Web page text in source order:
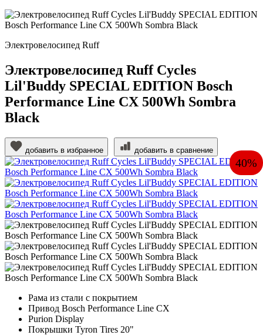
Электровелосипед Ruff
Электровелосипед Ruff Cycles
Lil'Buddy SPECIAL EDITION Bosch
Performance Line CX 500Wh Sombra
Black
добавить в избранное добавить в сравнение
40%
Рама из стали с покрытием
Привод Bosch Performance Line CX
Purion Display
Покрышки Tyron Tires 20"